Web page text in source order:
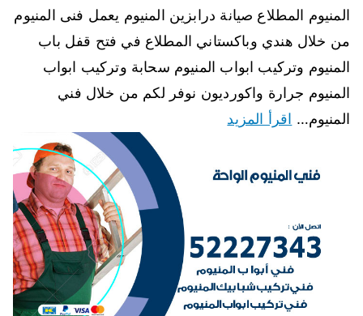
المنيوم المطلاع صيانة درابزين المنيوم يعمل فنى المنيوم
من خلال هندي وباكستاني المطلاع في فتح قفل باب
المنيوم وتركيب ابواب المنيوم سحابة وتركيب ابواب
المنيوم جرارة واكورديون نوفر لكم من خلال فني
المنيوم… اقرأ المزيد